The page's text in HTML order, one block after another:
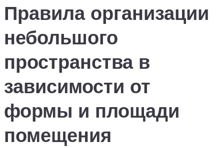
Правила организации
небольшого
пространства в
зависимости от
формы и площади
помещения